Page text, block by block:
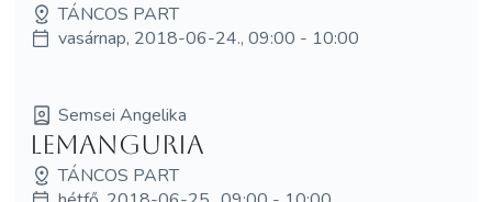
TÁNCOS PART
vasárnap, 2018-06-24., 09:00 - 10:00
Semsei Angelika
LEMangURIA
TÁNCOS PART